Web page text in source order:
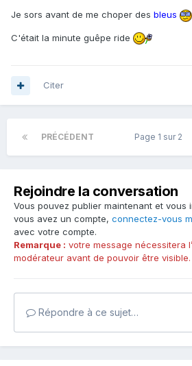
Je sors avant de me choper des bleus
C'était la minute guêpe ride
Citer
PRÉCÉDENT Page 1 sur 2
Rejoindre la conversation
Vous pouvez publier maintenant et vous
vous avez un compte, connectez-vous
avec votre compte.
Remarque : votre message nécessitera
modérateur avant de pouvoir être visible.
Répondre à ce sujet…